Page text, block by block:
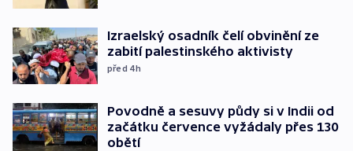
Izraelský osadník čelí obvinění ze
zabití palestinského aktivisty
před 4h
Povodně a sesuvy půdy si v Indii od
začátku července vyžádaly přes 130
obětí